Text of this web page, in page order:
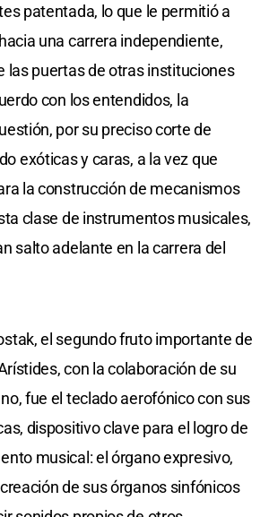
patentada, lo que le permitió a
una carrera independiente,
las puertas de otras instituciones
con los entendidos, la
por su preciso corte de
exóticas y caras, a la vez que
la construcción de mecanismos
clase de instrumentos musicales,
salto adelante en la carrera del
el segundo fruto importante de
con la colaboración de su
fue el teclado aerofónico con sus
dispositivo clave para el logro de
musical: el órgano expresivo,
de sus órganos sinfónicos